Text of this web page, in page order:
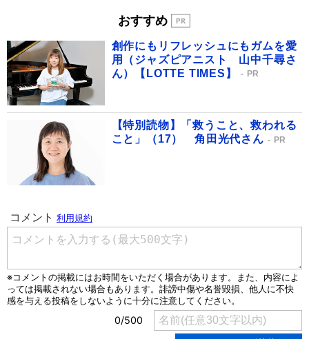
おすすめ
創作にもリフレッシュにもガムを愛
用（ジャズピアニスト 山中千尋さ
ん）【LOTTE TIMES】
PR
【特別読物】「救うこと、救われる
こと」（17） 角田光代さん
PR